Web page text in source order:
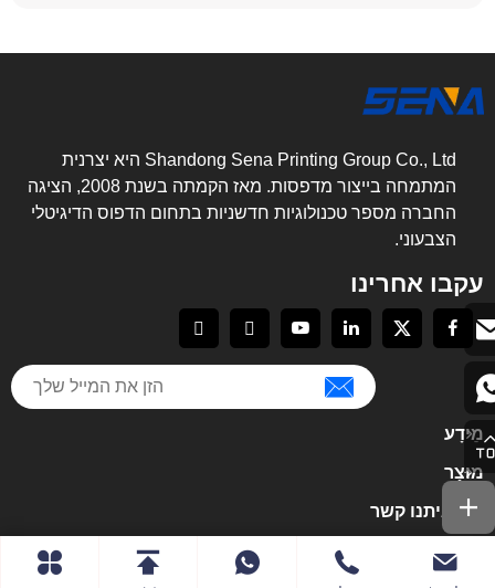
Shandong Sena Printing Group Co., Ltd היא יצרנית
המתמחה בייצור מדפסות. מאז הקמתה בשנת 2008, הציגה
החברה מספר טכנולוגיות חדשניות בתחום הדפוס הדיגיטלי
הצבעוני.
עקבו אחרינו
מֵידָע
מוּצָר
צור איתנו קשר